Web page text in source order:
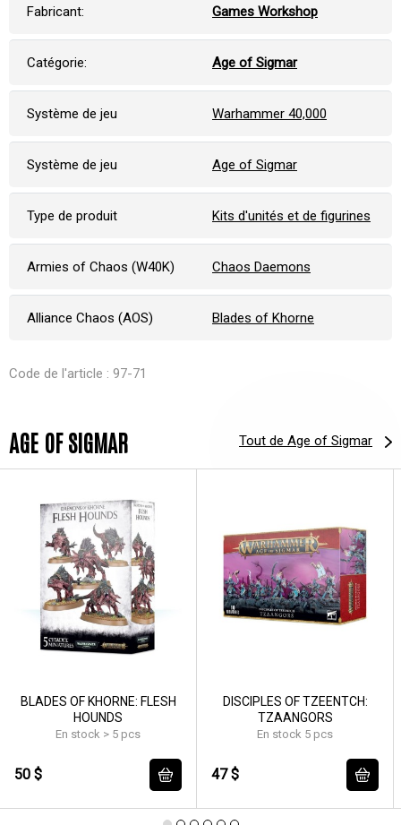
Fabricant: Games Workshop
Catégorie: Age of Sigmar
Système de jeu Warhammer 40,000
Système de jeu Age of Sigmar
Type de produit Kits d'unités et de figurines
Armies of Chaos (W40K) Chaos Daemons
Alliance Chaos (AOS) Blades of Khorne
Code de l'article : 97-71
AGE OF SIGMAR Tout de Age of Sigmar
BLADES OF KHORNE: FLESH
HOUNDS
En stock > 5 pcs
50 $
DISCIPLES OF TZEENTCH:
TZAANGORS
En stock 5 pcs
47 $